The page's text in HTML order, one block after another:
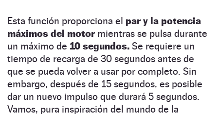
Esta función proporciona el par y la potencia
máximos del motor mientras se pulsa durante
un máximo de 10 segundos. Se requiere un
tiempo de recarga de 30 segundos antes de
que se pueda volver a usar por completo. Sin
embargo, después de 15 segundos, es posible
dar un nuevo impulso que durará 5 segundos.
Vamos, pura inspiración del mundo de la